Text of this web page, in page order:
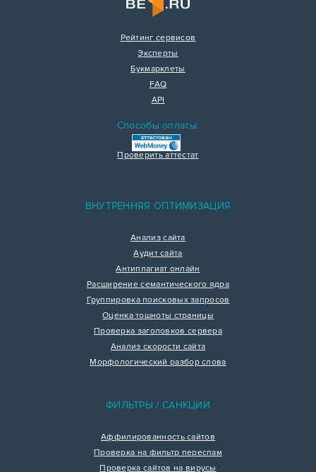
Рейтинг сервисов
Эксперты
Букмарклеты
FAQ
API
Способы оплаты:
Проверить аттестат
ВНУТРЕННЯЯ ОПТИМИЗАЦИЯ
Анализ сайта
Аудит сайта
Антиплагиат онлайн
Расширение семантического ядра
Группировка поисковых запросов
Оценка тошноты страницы
Проверка заголовков сервера
Анализ скорости сайта
Морфологический разбор слова
ФИЛЬТРЫ / САНКЦИИ
Аффилированность сайтов
Проверка на фильтр переспам
Проверка сайтов на вирусы